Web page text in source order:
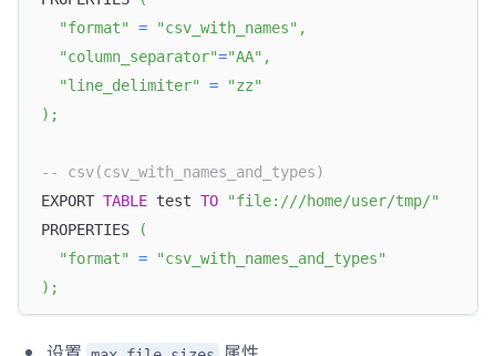
"format"
= "csv_with_names" ,
"column_separator"="AA" ,
"line_delimiter"
=
"zz"
) ;
-- csv(csv_with_names_and_types)
EXPORT TABLE test TO
"file:///home/user/tmp/"
PROPERTIES
(
"format"
=
"csv_with_names_and_types"
) ;